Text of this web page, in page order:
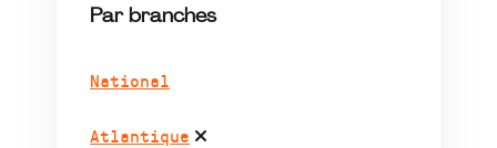
Par branches
National
Atlantique